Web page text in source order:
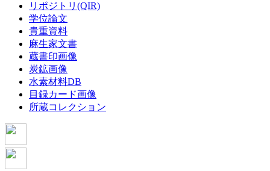
リポジトリ(QIR)
学位論文
貴重資料
麻生家文書
蔵書印画像
炭鉱画像
水素材料DB
目録カード画像
所蔵コレクション